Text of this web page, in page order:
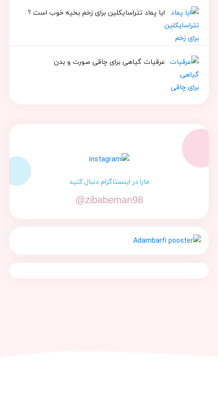
ایا پماد تتراسایکلین برای زخم بخیه خوب است ؟
عرقیات گیاهی برای چاقی صورت و بدن
مارا در اینستاگرام دنبال کنید
@zibabeman98